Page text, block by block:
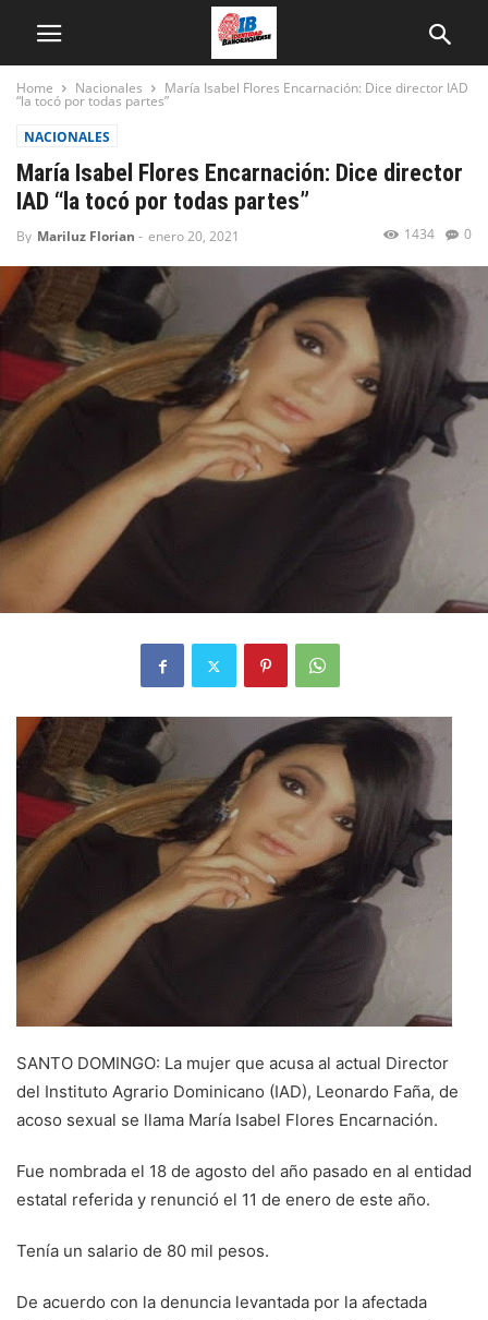
Home Nacionales María Isabel Flores Encarnación: Dice director IAD
“la tocó por todas partes”
NACIONALES
María Isabel Flores Encarnación: Dice director
IAD “la tocó por todas partes”
By Mariluz Florian - enero 20, 2021 0
1434
SANTO DOMINGO: La mujer que acusa al actual Director
del Instituto Agrario Dominicano (IAD), Leonardo Faña, de
acoso sexual se llama María Isabel Flores Encarnación.
Fue nombrada el 18 de agosto del año pasado en al entidad
estatal referida y renunció el 11 de enero de este año.
Tenía un salario de 80 mil pesos.
De acuerdo con la denuncia levantada por la afectada